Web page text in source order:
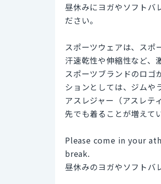
昼休みにヨガやソフトバ
ださい。
スポーツウェアは、スポ
汗速乾性や伸縮性など、
スポーツブランドのロゴ
ションとしては、ジムや
アスレジャー（アスレテ
先でも着ることが増えて
Please come in your
break.
昼休みのヨガやソフトバ